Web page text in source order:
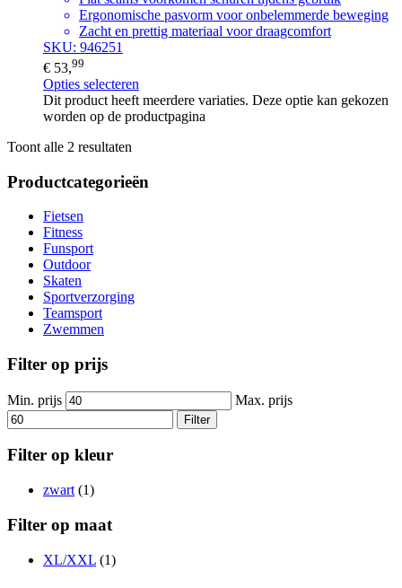
Ergonomische pasvorm voor onbelemmerde beweging
Zacht en prettig materiaal voor draagcomfort
SKU: 946251
€ 53,99
Opties selecteren
Dit product heeft meerdere variaties. Deze optie kan gekozen
worden op de productpagina
Toont alle 2 resultaten
Productcategorieën
Fietsen
Fitness
Funsport
Outdoor
Skaten
Sportverzorging
Teamsport
Zwemmen
Filter op prijs
Min. prijs Max. prijs
Filter
Filter op kleur
zwart (1)
Filter op maat
XL/XXL (1)